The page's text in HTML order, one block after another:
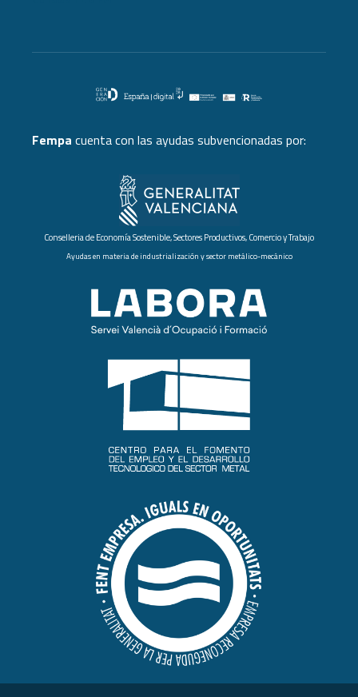
Fempa cuenta con las ayudas subvencionadas por:
Conselleria de Economía Sostenible, Sectores Productivos, Comercio y Trabajo
Ayudas en materia de industrialización y sector metálico-mecánico